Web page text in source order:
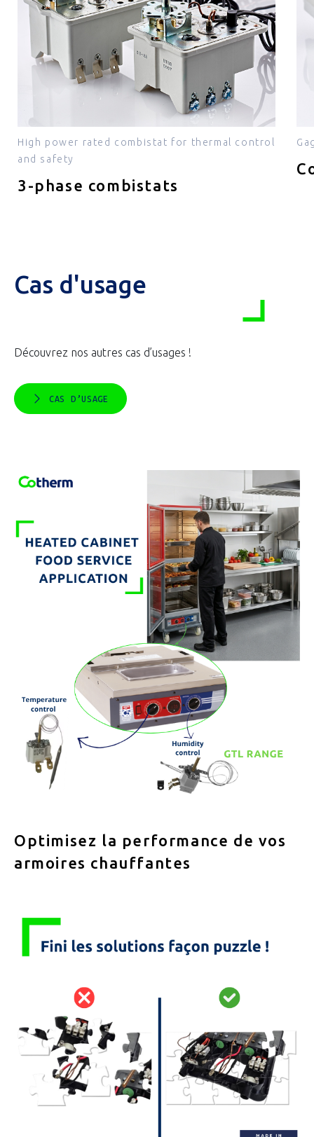
High power rated combistat for thermal control
and safety
3-phase combistats
Cas d'usage
Découvrez nos autres cas d’usages !
CAS D’USAGE
Optimisez la performance de vos
armoires chauffantes